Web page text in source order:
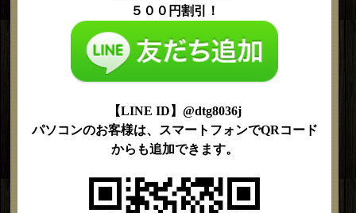
５００円割引！
【LINE ID】@dtg8036j
パソコンのお客様は、スマートフォンでQRコード
からも追加できます。